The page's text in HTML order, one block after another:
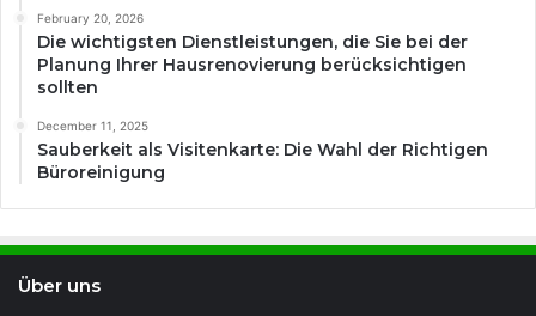
February 20, 2026
Die wichtigsten Dienstleistungen, die Sie bei der
Planung Ihrer Hausrenovierung berücksichtigen
sollten
December 11, 2025
Sauberkeit als Visitenkarte: Die Wahl der Richtigen
Büroreinigung
Über uns